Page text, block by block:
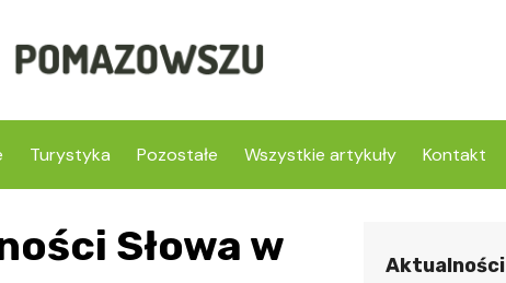
Turystyka Pozostałe Wszystkie artykuły Kontakt
Słowa w
Aktualności